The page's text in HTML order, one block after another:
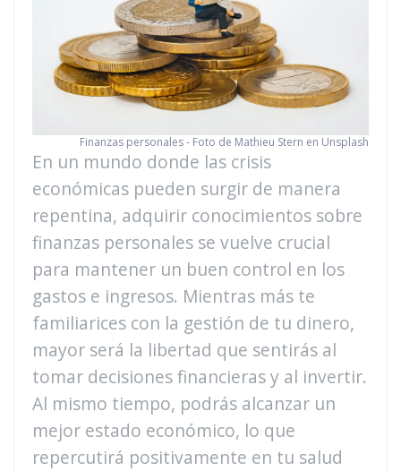
Finanzas personales - Foto de Mathieu Stern en Unsplash
En un mundo donde las crisis
económicas pueden surgir de manera
repentina, adquirir conocimientos sobre
finanzas personales se vuelve crucial
para mantener un buen control en los
gastos e ingresos. Mientras más te
familiarices con la gestión de tu dinero,
mayor será la libertad que sentirás al
tomar decisiones financieras y al invertir.
Al mismo tiempo, podrás alcanzar un
mejor estado económico, lo que
repercutirá positivamente en tu salud